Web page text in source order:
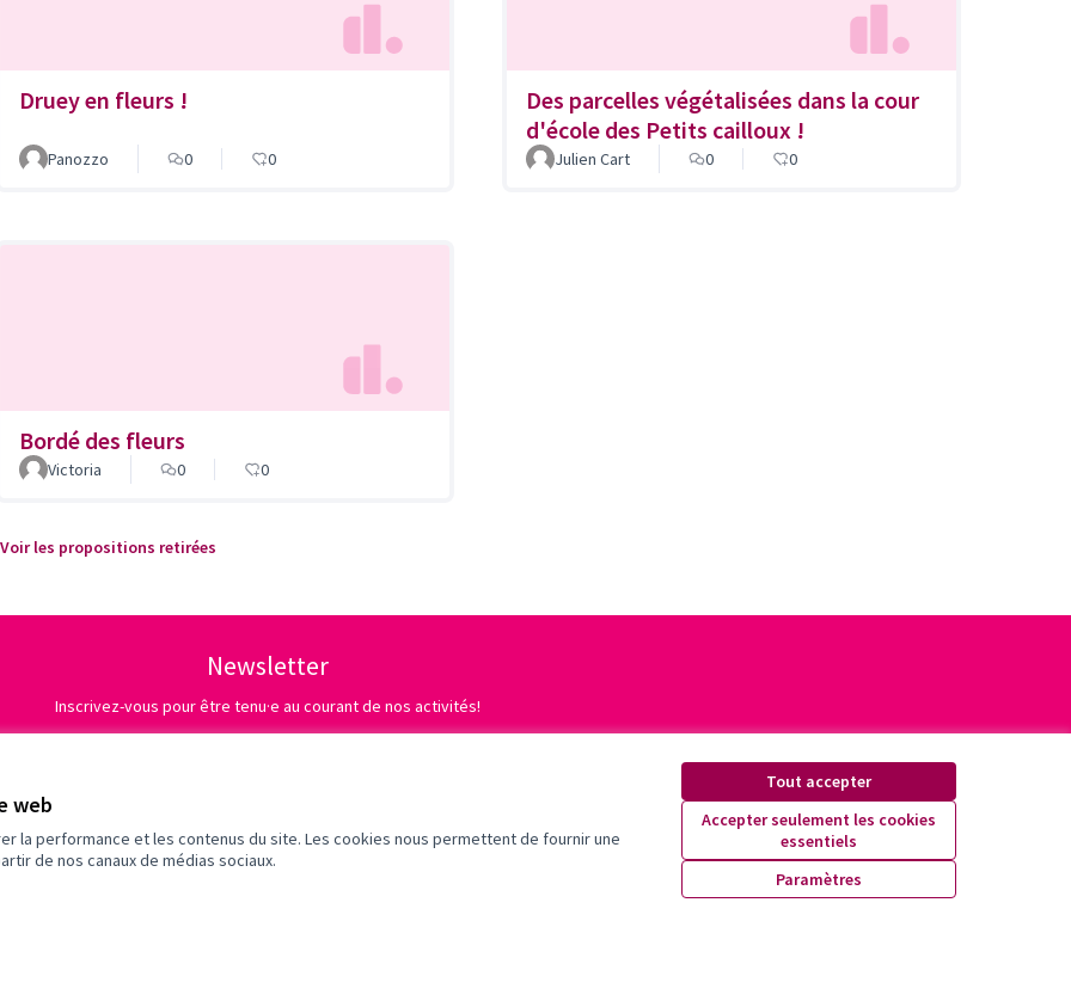
web
la performance et les contenus du site. Les cookies nous permettent de fournir une
de nos canaux de médias sociaux.
Tout accepter
Accepter seulement les cookies
essentiels
Paramètres
Druey en fleurs !
Panozzo 0 0
Des parcelles végétalisées dans la cour
d'école des Petits cailloux !
Julien Cart 0 0
Bordé des fleurs
Victoria 0 0
Voir les propositions retirées
Newsletter
Inscrivez-vous pour être tenu·e au courant de nos activités!